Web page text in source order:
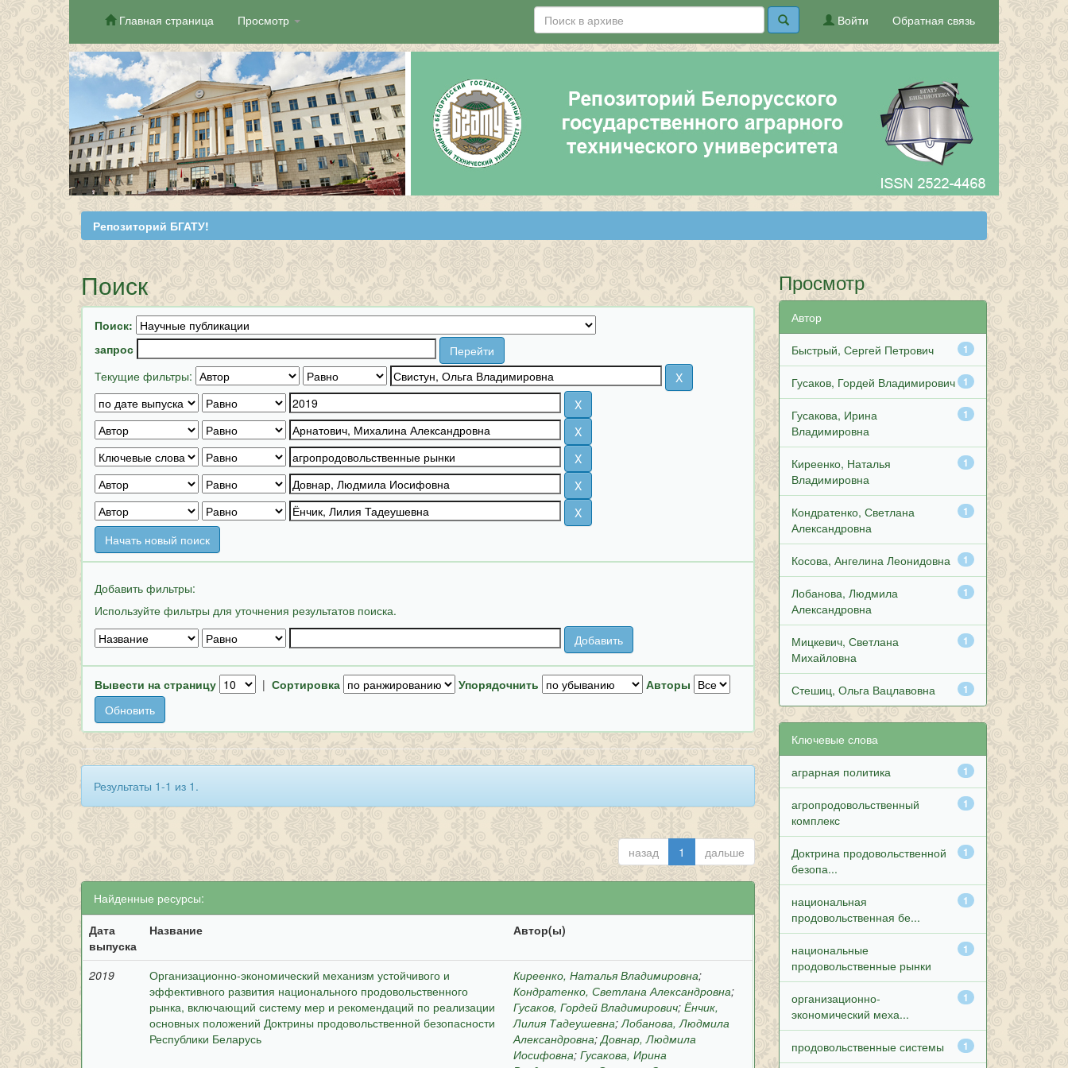
Skip
navigation
Главная страница Просмотр Обратная связь
Войти
Репозиторий БГАТУ!
Поиск
Поиск:
запрос
Текущие фильтры:
Начать новый поиск
Добавить фильтры:
Используйте фильтры для уточнения результатов поиска.
Вывести на страницу | Сортировка Упорядочнить Авторы
Результаты 1-1 из 1.
назад 1 дальше
Найденные ресурсы:
Дата
выпуска
Название Автор(ы)
2019
Организационно-экономический механизм устойчивого и
эффективного развития национального продовольственного
рынка, включающий систему мер и рекомендаций по реализации
основных положений Доктрины продовольственной безопасности
Республики Беларусь
Киреенко, Наталья Владимировна;
Кондратенко, Светлана Александровна;
Гусаков, Гордей Владимирович;Ёнчик,
Лилия Тадеушевна;Лобанова, Людмила
Александровна;Довнар, Людмила
Иосифовна;Гусакова, Ирина
Просмотр
Автор
1
Быстрый, Сергей Петрович
1
Гусаков, Гордей Владимирович
1
Гусакова, Ирина
Владимировна
1
Киреенко, Наталья
Владимировна
1
Кондратенко, Светлана
Александровна
1
Косова, Ангелина Леонидовна
1
Лобанова, Людмила
Александровна
1
Мицкевич, Светлана
Михайловна
1
Стешиц, Ольга Вацлавовна
Ключевые слова
1
аграрная политика
1
агропродовольственный
комплекс
1
Доктрина продовольственной
безопа...
1
национальная
продовольственная бе...
1
национальные
продовольственные рынки
1
организационно-
экономический меха...
1
продовольственные системы